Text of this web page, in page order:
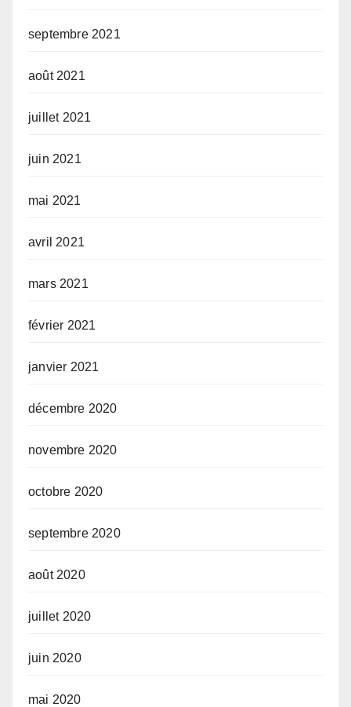
septembre 2021
août 2021
juillet 2021
juin 2021
mai 2021
avril 2021
mars 2021
février 2021
janvier 2021
décembre 2020
novembre 2020
octobre 2020
septembre 2020
août 2020
juillet 2020
juin 2020
mai 2020